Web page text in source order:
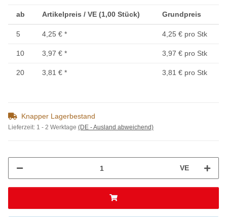
ab Artikelpreis / VE (1,00 Stück) Grundpreis
5 4,25 € * 4,25 € pro Stk
10 3,97 € * 3,97 € pro Stk
20 3,81 € * 3,81 € pro Stk
Knapper Lagerbestand
Lieferzeit: 1 - 2 Werktage (DE - Ausland abweichend)
VE